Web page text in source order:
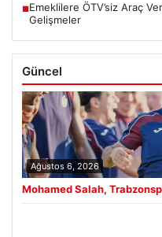
■Emeklilere ÖTV’siz Araç
Gelişmeler
Güncel
Ağustos 6, 2026
Mohamed Salah,